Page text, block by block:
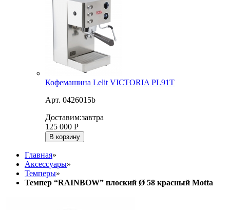
Кофемашина Lelit VICTORIA PL91T
Арт. 0426015b
Доставим:завтра
125 000 Р
В корзину
Главная»
Аксессуары»
Темперы»
Темпер “RAINBOW” плоский Ø 58 красный Motta